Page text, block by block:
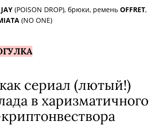
(POISON DROP), брюки, ремень OFFRET,
(NO ONE)
сериал (лютый!)
в харизматичного